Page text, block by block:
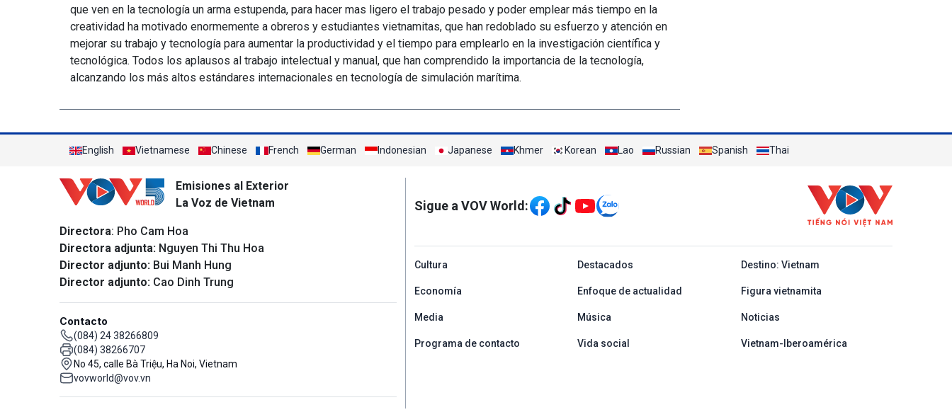
que ven en la tecnología un arma estupenda, para hacer mas ligero el trabajo pesado y poder emplear más tiempo en la
creatividad ha motivado enormemente a obreros y estudiantes vietnamitas, que han redoblado su esfuerzo y atención en
mejorar su trabajo y tecnología para aumentar la productividad y el tiempo para emplearlo en la investigación científica y
tecnológica. Todos los aplausos al trabajo intelectual y manual, que han comprendido la importancia de la tecnología,
alcanzando los más altos estándares internacionales en tecnología de simulación marítima.
English Vietnamese Chinese French German Indonesian Japanese Khmer Korean Lao Russian Spanish Thai
Emisiones al Exterior
La Voz de Vietnam
Directora: Pho Cam Hoa
Directora adjunta: Nguyen Thi Thu Hoa
Director adjunto: Bui Manh Hung
Director adjunto: Cao Dinh Trung
Contacto
(084) 24 38266809
(084) 38266707
No 45, calle Bà Triệu, Ha Noi, Vietnam
vovworld@vov.vn
Mạng xã hội
Sigue a VOV World:
menu footer tiếng Tây ban nha
Cultura Destacados Destino: Vietnam
Economía Enfoque de actualidad Figura vietnamita
Media Música Noticias
Programa de contacto Vida social Vietnam-Iberoamérica